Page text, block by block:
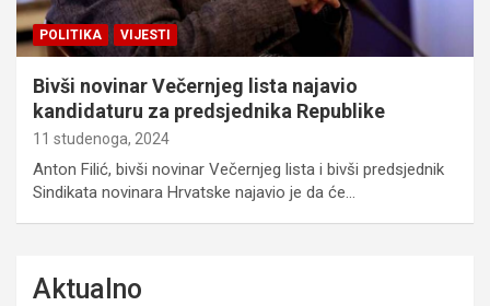
POLITIKA VIJESTI
Bivši novinar Večernjeg lista najavio
kandidaturu za predsjednika Republike
11 studenoga, 2024
Anton Filić, bivši novinar Večernjeg lista i bivši predsjednik
Sindikata novinara Hrvatske najavio je da će…
Aktualno